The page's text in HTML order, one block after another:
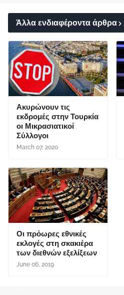
Άλλα ενδιαφέροντα άρθρα
Ακυρώνουν τις
εκδρομές στην Τουρκία
οι Μικρασιατικοί
Σύλλογοι
March 07, 2020
Οι πρόωρες εθνικές
εκλογές στη σκακιέρα
των διεθνών εξελίξεων
June 06, 2019